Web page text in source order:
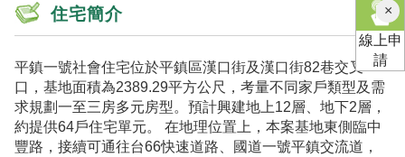
住宅簡介
平鎮一號社會住宅位於平鎮區漢口街及漢口街82巷交叉
口，基地面積為2389.29平方公尺，考量不同家戶類型及需
求規劃一至三房多元房型。預計興建地上12層、地下2層，
約提供64戶住宅單元。 在地理位置上，本案基地東側臨中
豐路，接續可通往台66快速道路、國道一號平鎮交流道，
×關
閉
線上申
請